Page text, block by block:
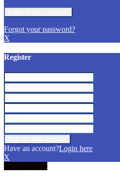
Forgot your password?
X
Register
Have an account?Login here
X